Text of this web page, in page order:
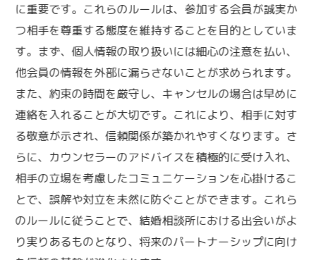
に重要です。これらのルールは、参加する会員が誠実か
つ相手を尊重する態度を維持することを目的としていま
す。まず、個人情報の取り扱いには細心の注意を払い、
他会員の情報を外部に漏らさないことが求められます。
また、約束の時間を厳守し、キャンセルの場合は早めに
連絡を入れることが大切です。これにより、相手に対す
る敬意が示され、信頼関係が築かれやすくなります。さ
らに、カウンセラーのアドバイスを積極的に受け入れ、
相手の立場を考慮したコミュニケーションを心掛けるこ
とで、誤解や対立を未然に防ぐことができます。これら
のルールに従うことで、結婚相談所における出会いがよ
り実りあるものとなり、将来のパートナーシップに向け